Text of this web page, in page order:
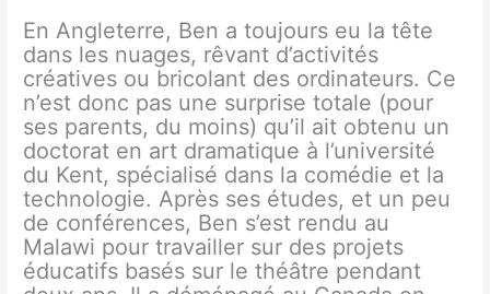
En Angleterre, Ben a toujours eu la tête
dans les nuages, rêvant d’activités
créatives ou bricolant des ordinateurs. Ce
n’est donc pas une surprise totale (pour
ses parents, du moins) qu’il ait obtenu un
doctorat en art dramatique à l’université
du Kent, spécialisé dans la comédie et la
technologie. Après ses études, et un peu
de conférences, Ben s’est rendu au
Malawi pour travailler sur des projets
éducatifs basés sur le théâtre pendant